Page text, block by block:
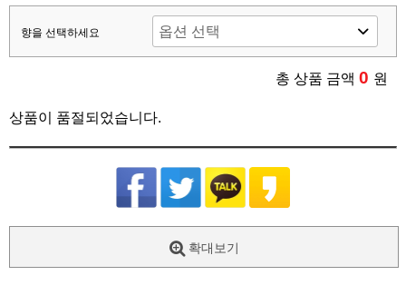
향을 선택하세요
총 상품 금액 0 원
상품이 품절되었습니다.
확대보기